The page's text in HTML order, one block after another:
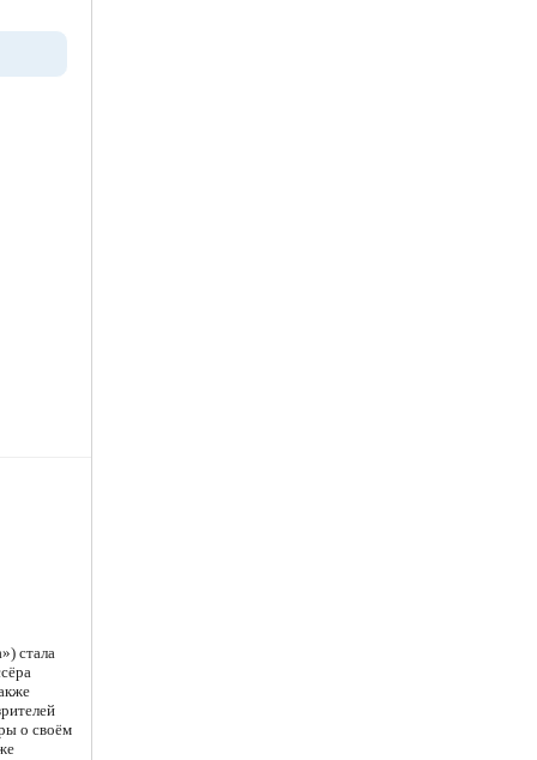
стала
о своём